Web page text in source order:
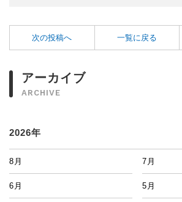
次の投稿へ 一覧に戻る
アーカイブ
ARCHIVE
2026年
8月 7月
6月 5月